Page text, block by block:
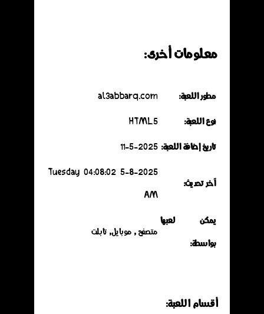
معلومات أخرى:
مطور اللعبة:
al3abbarq.com
نوع اللعبة:
HTML5
تاريخ إضافة اللعبة: 11-5-2025
آخر تحديث:
5-8-2025 Tuesday 04:08:02
AM
يمكن لعبها
بواسطة:
متصفح , موبايل, تابلت
أقسـام اللعـبة: